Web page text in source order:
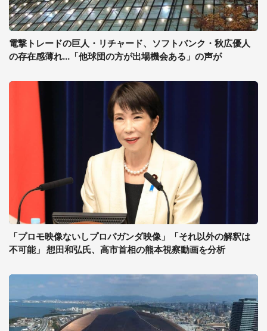
電撃トレードの巨人・リチャード、ソフトバンク・秋広優人
の存在感薄れ...「他球団の方が出場機会ある」の声が
「プロモ映像ないしプロパガンダ映像」「それ以外の解釈は
不可能」 想田和弘氏、高市首相の熊本視察動画を分析